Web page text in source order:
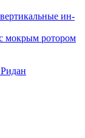
ин-
мокрым ротором